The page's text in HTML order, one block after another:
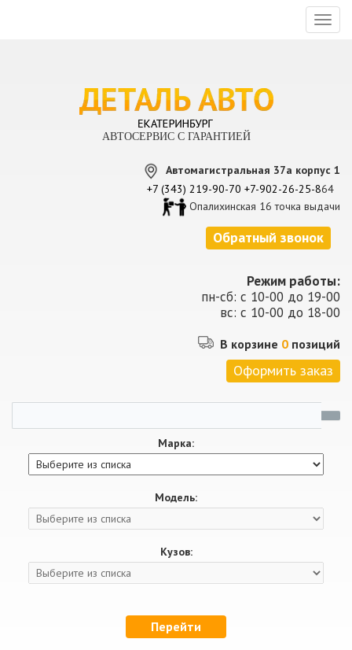
АВТОСЕРВИС С ГАРАНТИЕЙ
Автомагистральная 37а корпус 1
+7 (343) 219-90-70 +7-902-26-25-864
Опалихинская 16 точка выдачи
Обратный звонок
Режим работы:
пн-сб: с 10-00 до 19-00
вс: с 10-00 до 18-00
В корзине 0 позиций
Оформить заказ
Марка:
Модель:
Кузов:
Перейти